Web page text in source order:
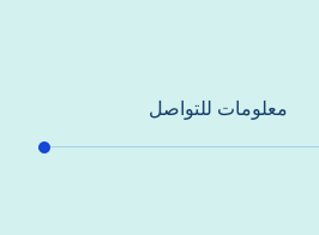
معلومات للتواصل